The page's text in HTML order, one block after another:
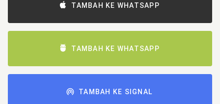
TAMBAH KE WHATSAPP
TAMBAH KE WHATSAPP
TAMBAH KE SIGNAL